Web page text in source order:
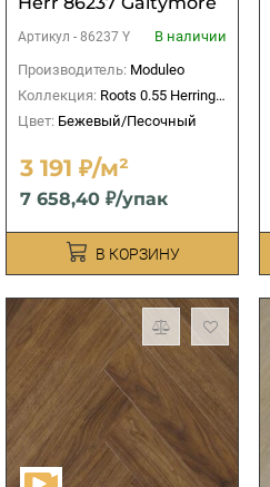
Артикул - 86237 Y
В наличии
Производитель: Moduleo
Коллекция: Roots 0.55 Herringbone
Цвет: Бежевый/Песочный
3 191 ₽/м²
7 658,40 ₽/упак
В КОРЗИНУ